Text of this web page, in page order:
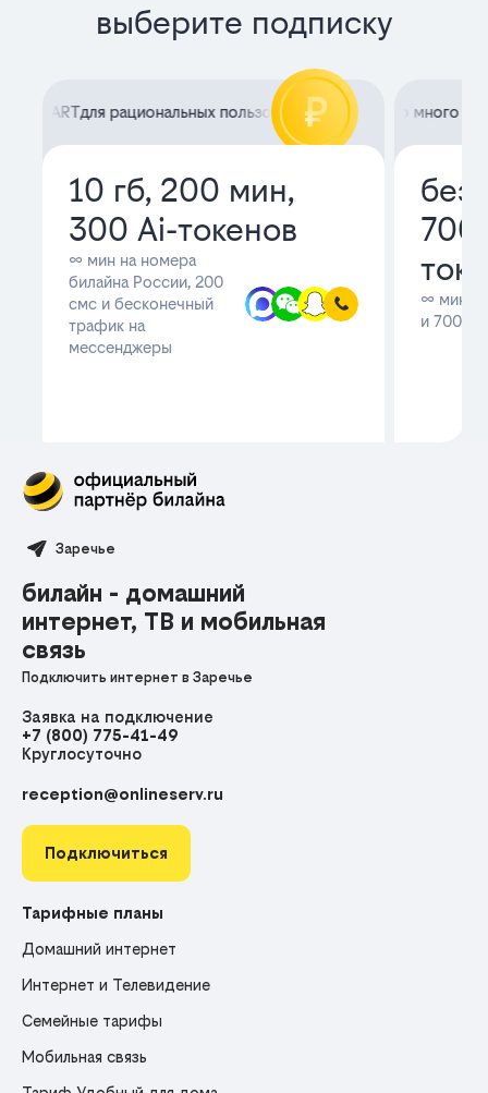
Заречье
билайн - домашний
интернет, ТВ и мобильная
связь
Подключить интернет в Заречье
Заявка на подключение
+7 (800) 775-41-49
Круглосуточно
reception@onlineserv.ru
Подключиться
Тарифные планы
Домашний интернет
Интернет и Телевидение
Семейные тарифы
Мобильная связь